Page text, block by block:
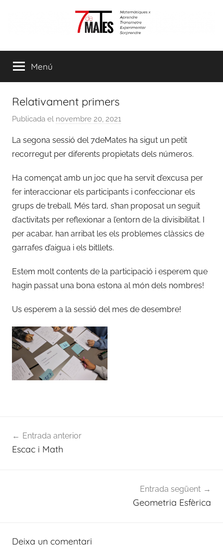
7demates
aprendre,
transmetre,
sorprendre
Menú
Relativament primers
Publicada el novembre 20, 2021
r
a
i
n
La segona sessió del 7deMates ha sigut un petit
recorregut per diferents propietats dels números.
Ha començat amb un joc que ha servit d’excusa per
fer interaccionar els participants i confeccionar els
grups de treball. Més tard, s’han proposat un seguit
d’activitats per reflexionar a l’entorn de la divisibilitat. I
per acabar, han arribat les els problemes clàssics de
garrafes d’aigua i els bitllets.
Estem molt contents de la participació i esperem que
hagin passat una bona estona al món dels nombres!
Us esperem a la sessió del mes de desembre!
d'entrades
Entrada anterior
Escac i Math
Entrada següent
Geometria Esfèrica
Deixa un comentari